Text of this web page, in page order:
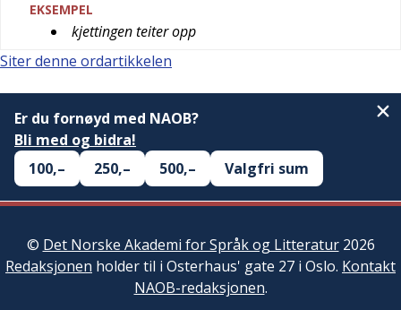
EKSEMPEL
kjettingen teiter opp
Siter denne ordartikkelen
Er du fornøyd med NAOB?
Bli med og bidra!
100,–
250,– 500,– Valgfri sum
© Det Norske Akademi for Språk og Litteratur2026
Redaksjonen holder til i Osterhaus' gate 27 i Oslo. Kontakt
NAOB-redaksjonen.